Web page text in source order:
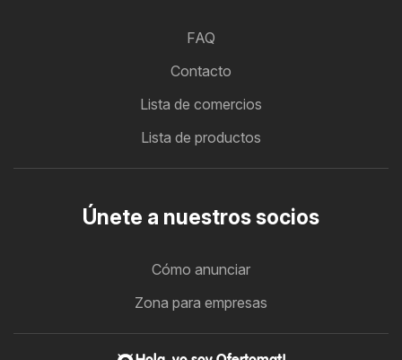
FAQ
Contacto
Lista de comercios
Lista de productos
Únete a nuestros socios
Cómo anunciar
Zona para empresas